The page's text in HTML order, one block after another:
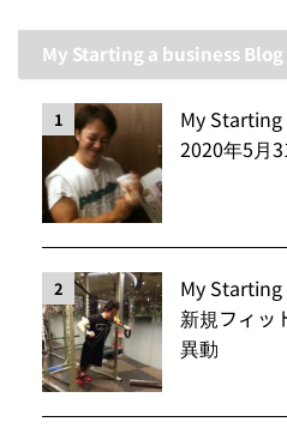
My Starting a business Blog
1
My
2020年5月
2
My
新規フィッ
異動